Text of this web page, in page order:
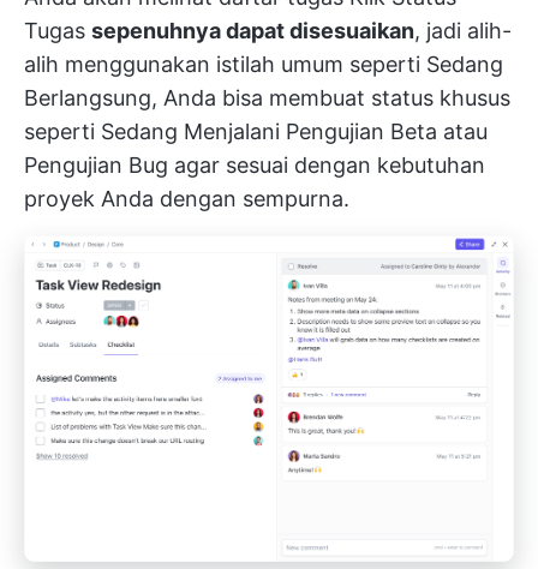
Tugas sepenuhnya dapat disesuaikan, jadi alih-
alih menggunakan istilah umum seperti Sedang
Berlangsung, Anda bisa membuat status khusus
seperti Sedang Menjalani Pengujian Beta atau
Pengujian Bug agar sesuai dengan kebutuhan
proyek Anda dengan sempurna.